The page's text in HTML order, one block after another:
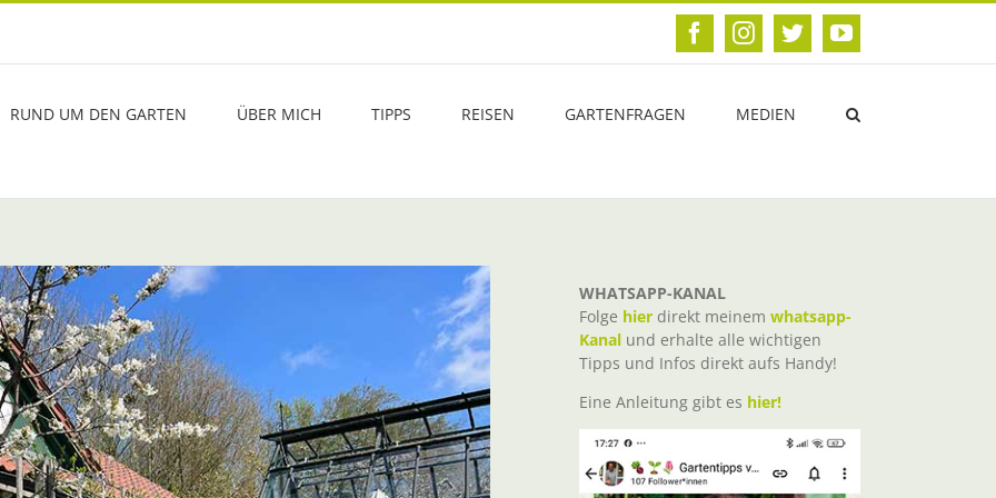
FacebookInstagram
TwitterYouTube
RUND UM DEN GARTEN ÜBER MICH TIPPS REISEN GARTENFRAGEN MEDIEN
WHATSAPP-KANAL
Folge hier direkt meinem whatsapp-
Kanal und erhalte alle wichtigen
Tipps und Infos direkt aufs Handy!
Eine Anleitung gibt es hier!